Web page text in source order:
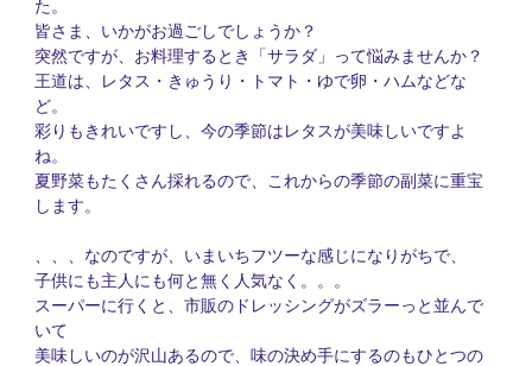
た。
皆さま、いかがお過ごしでしょうか？
突然ですが、お料理するとき「サラダ」って悩みませんか？
王道は、レタス・きゅうり・トマト・ゆで卵・ハムなどな
ど。
彩りもきれいですし、今の季節はレタスが美味しいですよ
ね。
夏野菜もたくさん採れるので、これからの季節の副菜に重宝
します。
、、、なのですが、いまいちフツーな感じになりがちで、
子供にも主人にも何と無く人気なく。。。
スーパーに行くと、市販のドレッシングがズラーっと並んで
いて
美味しいのが沢山あるので、味の決め手にするのもひとつの